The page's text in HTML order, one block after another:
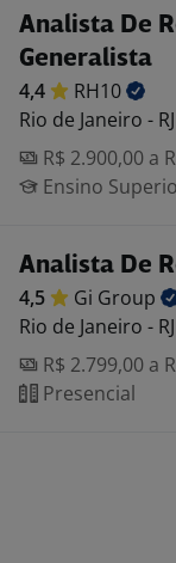
Analista De
Generalista
4,4
RH10
Rio de Janeiro - RJ
R$ 2.900,00 a
Ensino
Analista De
4,5 Gi Group
Rio de Janeiro - RJ
R$ 2.799,00 a
Presencial